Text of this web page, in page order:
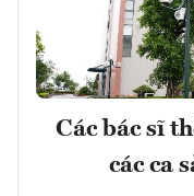
Các bác sĩ
các ca